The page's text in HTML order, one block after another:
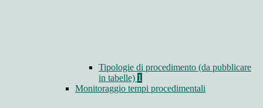
Tipologie di procedimento (da pubblicare
in tabelle) 1
Monitoraggio tempi procedimentali